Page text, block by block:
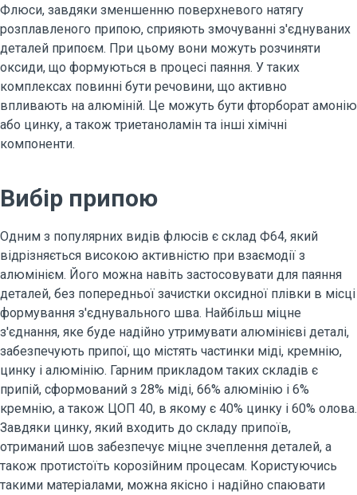
Флюси, завдяки зменшенню поверхневого натягу
розплавленого припою, сприяють змочуванні з'єднуваних
деталей припоєм. При цьому вони можуть розчиняти
оксиди, що формуються в процесі паяння. У таких
комплексах повинні бути речовини, що активно
впливають на алюміній. Це можуть бути фторборат амонію
або цинку, а також триетаноламін та інші хімічні
компоненти.
Вибір припою
Одним з популярних видів флюсів є склад Ф64, який
відрізняється високою активністю при взаємодії з
алюмінієм. Його можна навіть застосовувати для паяння
деталей, без попередньої зачистки оксидної плівки в місці
формування з'єднувального шва. Найбільш міцне
з'єднання, яке буде надійно утримувати алюмінієві деталі,
забезпечують припої, що містять частинки міді, кремнію,
цинку і алюмінію. Гарним прикладом таких складів є
припій, сформований з 28% міді, 66% алюмінію і 6%
кремнію, а також ЦОП 40, в якому є 40% цинку і 60% олова.
Завдяки цинку, який входить до складу припоїв,
отриманий шов забезпечує міцне зчеплення деталей, а
також протистоїть корозійним процесам. Користуючись
такими матеріалами, можна якісно і надійно спаювати